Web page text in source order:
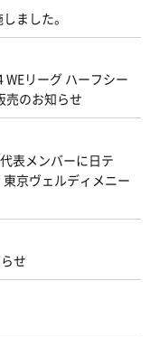
ました。
リーグ ハーフシー
売のお知らせ
表メンバーに日テ
京ヴェルディメニー
せ